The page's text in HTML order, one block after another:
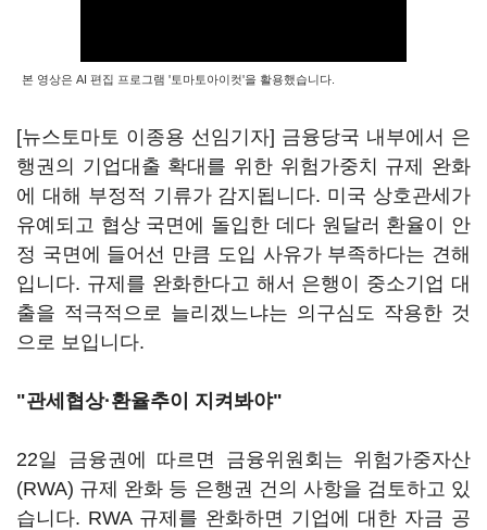
본 영상은 AI 편집 프로그램 '토마토아이컷'을 활용했습니다.
[뉴스토마토 이종용 선임기자] 금융당국 내부에서 은
행권의 기업대출 확대를 위한 위험가중치 규제 완화
에 대해 부정적 기류가 감지됩니다. 미국 상호관세가
유예되고 협상 국면에 돌입한 데다 원달러 환율이 안
정 국면에 들어선 만큼 도입 사유가 부족하다는 견해
입니다. 규제를 완화한다고 해서 은행이 중소기업 대
출을 적극적으로 늘리겠느냐는 의구심도 작용한 것
으로 보입니다.
"관세협상·환율추이 지켜봐야"
22일 금융권에 따르면 금융위원회는 위험가중자산
(RWA) 규제 완화 등 은행권 건의 사항을 검토하고 있
습니다. RWA 규제를 완화하면 기업에 대한 자금 공